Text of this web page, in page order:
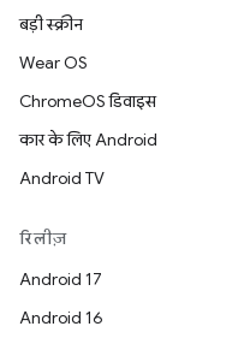
बड़ी स्क्रीन
Wear OS
ChromeOS डिवाइस
कार के लिए Android
Android TV
रिलीज़
Android 17
Android 16